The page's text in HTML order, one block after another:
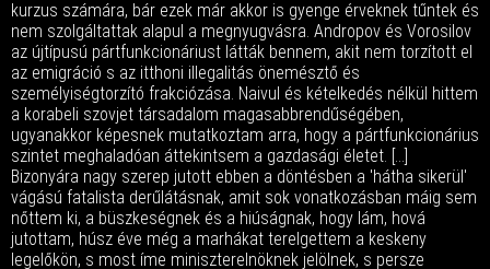
kurzus számára, bár ezek már akkor is gyenge érveknek tűntek és
nem szolgáltattak alapul a megnyugvásra. Andropov és Vorosilov
az újtípusú pártfunkcionáriust látták bennem, akit nem torzított el
az emigráció s az itthoni illegalitás önemésztő és
személyiségtorzító frakciózása. Naivul és kételkedés nélkül hittem
a korabeli szovjet társadalom magasabbrendűségében,
ugyanakkor képesnek mutatkoztam arra, hogy a pártfunkcionárius
szintet meghaladóan áttekintsem a gazdasági életet. [...]
Bizonyára nagy szerep jutott ebben a döntésben a 'hátha sikerül'
vágású fatalista derűlátásnak, amit sok vonatkozásban máig sem
nőttem ki, a büszkeségnek és a hiúságnak, hogy lám, hová
jutottam, húsz éve még a marhákat terelgettem a keskeny
legelőkön, s most íme miniszterelnöknek jelölnek, s persze